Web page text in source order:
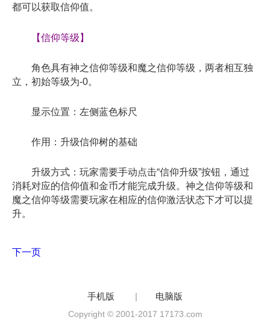
都可以获取信仰值。
【信仰等级】
角色具有神之信仰等级和魔之信仰等级，两者相互独
立，初始等级为-0。
显示位置：左侧蓝色标尺
作用：升级信仰树的基础
升级方式：玩家需要手动点击“信仰升级”按钮，通过
消耗对应的信仰值和金币才能完成升级。神之信仰等级和
魔之信仰等级需要玩家在相应的信仰激活状态下才可以提
升。
下一页
手机版 | 电脑版
Copyright © 2001-2017 17173.com